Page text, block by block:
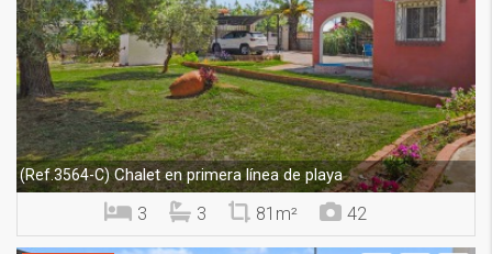
(Ref.3564-C)Chalet en primera línea de playa
3 3 81m² 42